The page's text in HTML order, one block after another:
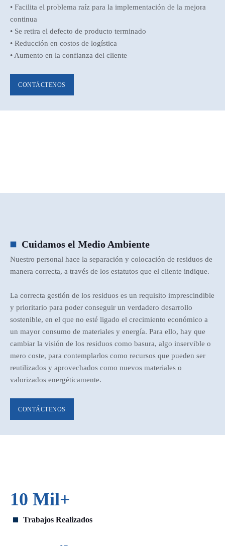
• Facilita el problema raíz para la implementación de la mejora
continua
• Se retira el defecto de producto terminado
• Reducción en costos de logística
• Aumento en la confianza del cliente
CONTÁCTENOS
Cuidamos el Medio Ambiente
Nuestro personal hace la separación y colocación de residuos de
manera correcta, a través de los estatutos que el cliente indique.
La correcta gestión de los residuos es un requisito imprescindible
y prioritario para poder conseguir un verdadero desarrollo
sostenible, en el que no esté ligado el crecimiento económico a
un mayor consumo de materiales y energía. Para ello, hay que
cambiar la visión de los residuos como basura, algo inservible o
mero coste, para contemplarlos como recursos que pueden ser
reutilizados y aprovechados como nuevos materiales o
valorizados energéticamente.
CONTÁCTENOS
10 Mil+
Trabajos Realizados